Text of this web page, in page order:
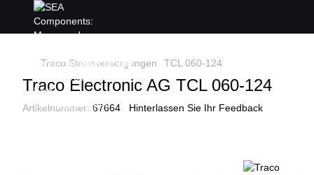
Traco Stromversorgungen TCL 060-124
Traco Electronic AG TCL 060-124
Artikelnummer: 67664 Hinterlassen Sie Ihr Feedback